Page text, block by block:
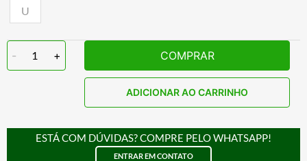
U
- 1 + COMPRAR
ADICIONAR AO CARRINHO
ESTÁ COM DÚVIDAS? COMPRE PELO WHATSAPP!
ENTRAR EM CONTATO